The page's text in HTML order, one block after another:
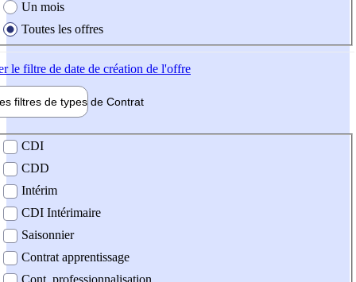
Un mois
Toutes les offres
le filtre de date de création de l'offre
filtres de types de Contrat
contrat
CDI
CDD
Intérim
CDI Intérimaire
Saisonnier
Contrat apprentissage